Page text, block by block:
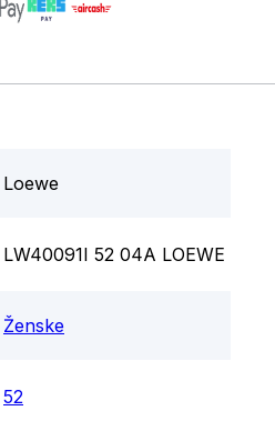
Loewe
LW40091I 52 04A LOEWE
Ženske
52